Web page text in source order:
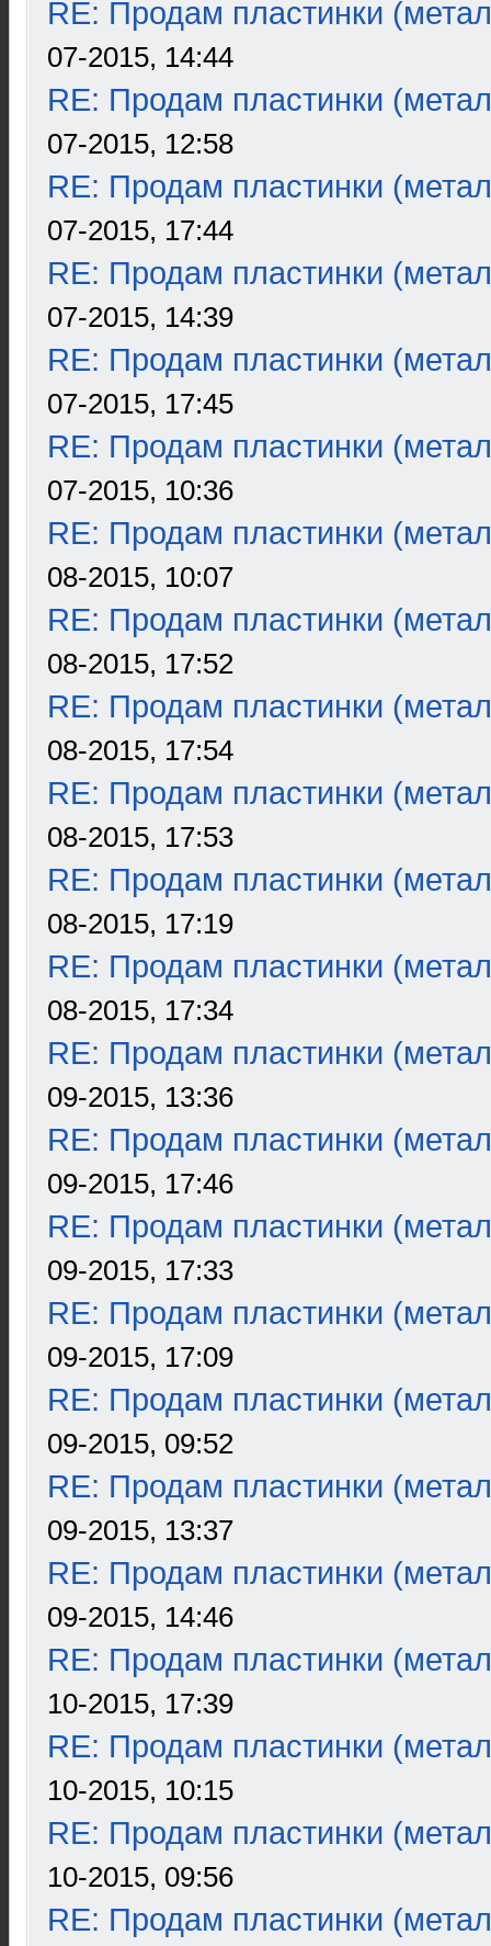
RE: Продам пластинки
07-2015, 14:44
RE: Продам пластинки
07-2015, 12:58
RE: Продам пластинки
07-2015, 17:44
RE: Продам пластинки
07-2015, 14:39
RE: Продам пластинки
07-2015, 17:45
RE: Продам пластинки
07-2015, 10:36
RE: Продам пластинки
08-2015, 10:07
RE: Продам пластинки
08-2015, 17:52
RE: Продам пластинки
08-2015, 17:54
RE: Продам пластинки
08-2015, 17:53
RE: Продам пластинки
08-2015, 17:19
RE: Продам пластинки
08-2015, 17:34
RE: Продам пластинки
09-2015, 13:36
RE: Продам пластинки
09-2015, 17:46
RE: Продам пластинки
09-2015, 17:33
RE: Продам пластинки
09-2015, 17:09
RE: Продам пластинки
09-2015, 09:52
RE: Продам пластинки
09-2015, 13:37
RE: Продам пластинки
09-2015, 14:46
RE: Продам пластинки
10-2015, 17:39
RE: Продам пластинки
10-2015, 10:15
RE: Продам пластинки
10-2015, 09:56
RE: Продам пластинки